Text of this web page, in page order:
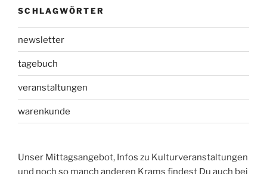
SCHLAGWÖRTER
newsletter
tagebuch
veranstaltungen
warenkunde
Unser Mittagsangebot, Infos zu Kulturveranstaltungen
und noch so manch anderen Krams findest Du auch bei